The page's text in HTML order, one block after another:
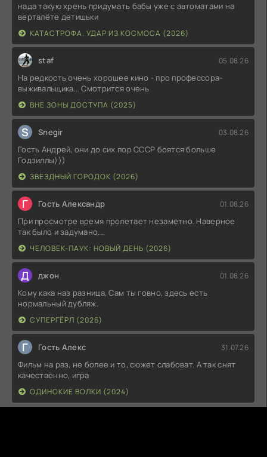
нада такую хрень придумать бабы уже с автоматами на
верталёте детишьки
КАТАСТРОФА. УДАР ИЗ КОСМОСА (2026)
staf 05.08.26
На редкость очень хорошее кино - про профессора-
выживальщика... Смотрится очень
ВНЕ ЗОНЫ ДОСТУПА (2025)
S Snegir 03.08.26
Гость Андрей, они до сих пор СССР боятся больше
Годзиллы)))
ЗВЁЗДНЫЙ ГОРОДОК (2026)
Г Гость Александр 01.08.26
При просмотре время пролетает незаметно. Наверное
так было и задумано...
ЧЕЛОВЕК-ПАУК: НОВЫЙ ДЕНЬ (2026)
Д джон 01.08.26
Кому кака наз разница, Сам ты говно, здесь есть
нормальный дубляж.
СУПЕРГЁРЛ (2026)
Г Гость Алекс 31.07.26
Фильм на раз, не более и то, сюжет слабоват. А так снят
качественно, игра
ОДИНОКИЕ ВОЛКИ (2024)